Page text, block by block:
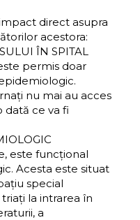
direct asupra
acestora:
ÎN SPITAL
permis doar
nu mai au acces
dată ce va fi
este funcțional
Acesta este situat
special
la intrarea în
a